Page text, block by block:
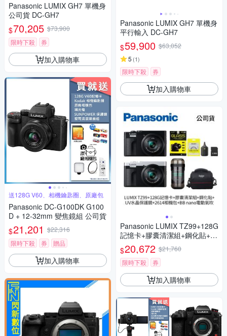
Panasonic LUMIX GH7 單機身
公司貨 DC-GH7
$70,205 $73,900
限時下殺
券
加入購物車
送128G V60、相機鑰匙圈、原廠包
Panasonic DC-G100DK G100
D + 12-32mm 變焦鏡組 公司貨
$21,201 $22,316
限時下殺
券 贈品
加入購物車
Panasonic LUMIX GH7 單機身
平行輸入 DC-GH7
$59,900 $63,052
5 (1)
限時下殺 券
加入購物車
Panasonic LUMIX TZ99+128G
記憶卡+膠囊清潔組+鋼化貼+水
晶保護鏡+2614相機包+NITEC
ORE BB nano 迷你電動氣吹
(公司貨)
$20,672 $21,760
限時下殺
券
加入購物車